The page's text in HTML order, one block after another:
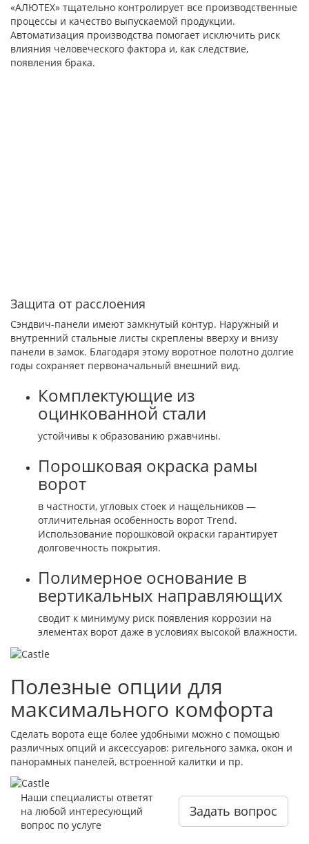
«АЛЮТЕХ» тщательно контролирует все производственные
процессы и качество выпускаемой продукции.
Автоматизация производства помогает исключить риск
влияния человеческого фактора и, как следствие,
появления брака.
Защита от расслоения
Сэндвич-панели имеют замкнутый контур. Наружный и
внутренний стальные листы скреплены вверху и внизу
панели в замок. Благодаря этому воротное полотно долгие
годы сохраняет первоначальный внешний вид.
Комплектующие из
оцинкованной стали
устойчивы к образованию ржавчины.
Порошковая окраска рамы
ворот
в частности, угловых стоек и нащельников —
отличительная особенность ворот Trend.
Использование порошковой окраски гарантирует
долговечность покрытия.
Полимерное основание в
вертикальных направляющих
сводит к минимуму риск появления коррозии на
элементах ворот даже в условиях высокой влажности.
Полезные опции для
максимального комфорта
Сделать ворота еще более удобными можно с помощью
различных опций и аксессуаров: ригельного замка, окон и
панорамных панелей, встроенной калитки и пр.
Наши специалисты ответят
на любой интересующий
вопрос по услуге
Задать вопрос